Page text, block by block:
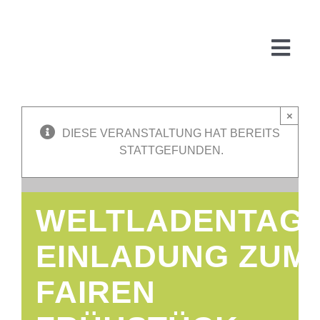
Start
WARUM
DIESE VERANSTALTUNG HAT BEREITS
STATTGEFUNDEN.
×
WELTLADENTAG,
EINLADUNG ZUM
FAIREN